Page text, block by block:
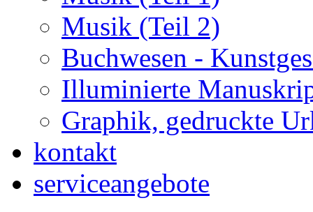
Musik (Teil 2)
Buchwesen -
Illuminierte
Graphik, gedruckte
kontakt
serviceangebote